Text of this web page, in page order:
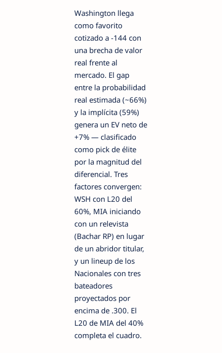
Washington llega
como favorito
cotizado a -144 con
una brecha de valor
real frente al
mercado. El gap
entre la probabilidad
real estimada (~66%)
y la implícita (59%)
genera un EV neto de
+7% — clasificado
como pick de élite
por la magnitud del
diferencial. Tres
factores convergen:
WSH con L20 del
60%, MIA iniciando
con un relevista
(Bachar RP) en lugar
de un abridor titular,
y un lineup de los
Nacionales con tres
bateadores
proyectados por
encima de .300. El
L20 de MIA del 40%
completa el cuadro.